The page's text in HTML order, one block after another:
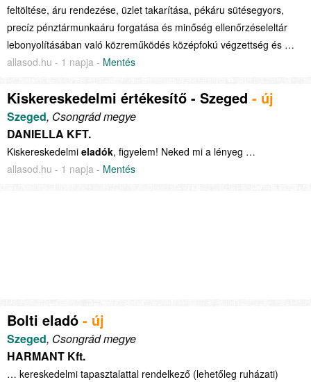
feltöltése, áru rendezése, üzlet takarítása, pékáru sütésegyors,
precíz pénztármunkaáru forgatása és minőség ellenőrzéseleltár
lebonyolításában való közreműködés középfokú végzettség és …
allasod.hu - 1 napja - Mentés
Kiskereskedelmi értékesítő - Szeged - új
Szeged, Csongrád megye
DANIELLA KFT.
Kiskereskedelmi eladók, figyelem! Neked mi a lényeg …
allasod.hu - 1 napja - Mentés
Bolti eladó - új
Szeged, Csongrád megye
HARMANT Kft.
… kereskedelmi tapasztalattal rendelkező (lehetőleg ruházati)